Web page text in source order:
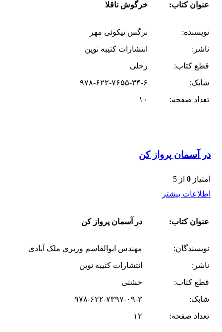
عنوان کتاب: خرگوش ناقلا
نویسنده:
نرگس نیکوئی مهر
ناشر:
انتشارات کتیبه نوین
قطع کتاب:
رحلی
شابک:
۹۷۸-۶۲۲-۷۶۵۵-۳۴-۶
تعداد صفحه:
۱۰
در آسمان پرواز کن
امتیاز 0 از 5
اطلاعات بیشتر
عنوان کتاب: در آسمان پرواز کن
نویسندگان:
مهندس ابوالقاسم وزیری ملک آبادی
ناشر:
انتشارات کتیبه نوین
قطع کتاب:
خشتی
شابک:
۹۷۸-۶۲۲-۷۳۹۷-۰۹-۳
تعداد صفحه:
۱۲